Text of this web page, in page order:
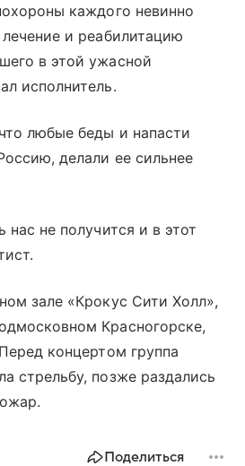
каждого невинно
и реабилитацию
в этой ужасной
исполнитель.
любые беды и напасти
делали ее сильнее
нас не получится и в этот
зале «Крокус Сити Холл»,
Красногорске,
концертом группа
стрельбу, позже раздались
Поделиться